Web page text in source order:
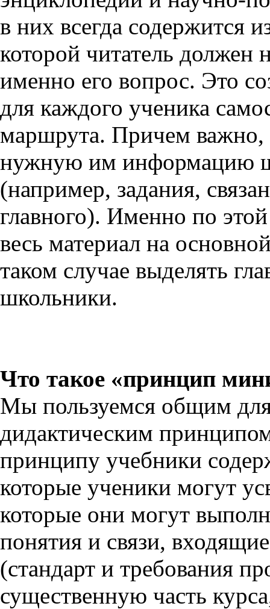
в них всегда содержится
которой читатель должен
именно его вопрос. Это
для каждого ученика
маршрута. Причем важно,
нужную им информацию
(например, задания,
главного). Именно по
весь материал на
таком случае выделять
школьники.
Что такое «принцип
Мы пользуемся общим
дидактическим
принципу учебники
которые ученики могут
которые они могут
понятия и связи,
(стандарт и требования
существенную часть